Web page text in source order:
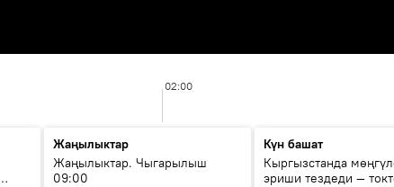
02:00
Жаңылыктар
Жаңылыктар. Чыгарылыш
09:00
Күн башат
Кыргызстанда
эриши тездеди —